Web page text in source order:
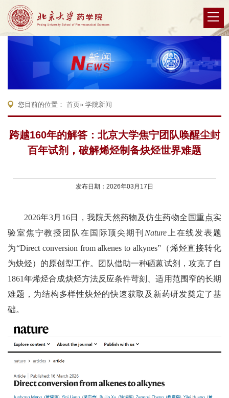
您目前的位置： 首页» 学院新闻
跨越160年的解答：北京大学焦宁团队唤醒尘封
百年试剂，破解烯烃制备炔烃世界难题
发布日期：2026年03月17日
2026年3月16日，我院天然药物及仿生药物全国重点实
验室焦宁教授团队在国际顶尖期刊 Nature上在线发表题
为“Direct conversion from alkenes to alkynes”（烯烃直接转化
为炔烃）的原创型工作。团队借助一种硒蒽试剂，攻克了自
1861年烯烃合成炔烃方法反应条件苛刻、适用范围窄的长期
难题，为结构多样性炔烃的快速获取及新药研发奠定了基
础。